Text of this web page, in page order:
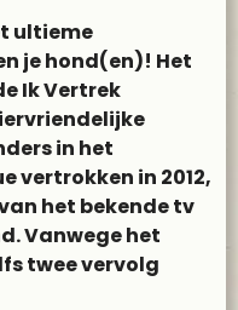
ultieme
je hond(en)! Het
Ik Vertrek
in het
vertrokken in 2012,
het bekende tv
Vanwege het
twee vervolg